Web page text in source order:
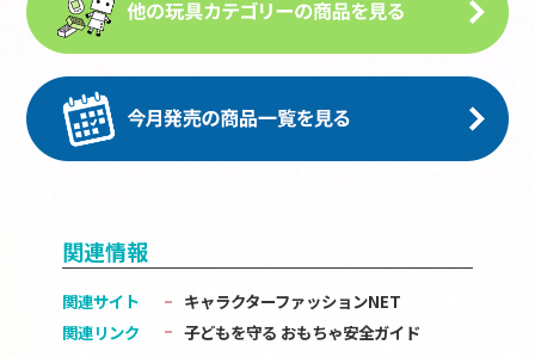
関連情報
関連サイト
キャラクターファッションNET
関連リンク
子どもを守る おもちゃ安全ガイド